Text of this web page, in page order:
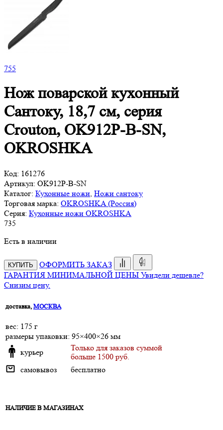
755
Нож поварской кухонный
Сантоку, 18,7 см, серия
Crouton, OK912P-B-SN,
OKROSHKA
Код: 161276
Артикул: OK912P-B-SN
Каталог: Кухонные ножи Ножи сантоку
Торговая марка: OKROSHKA (Россия)
Серия: Кухонные ножи OKROSHKA
735
Есть в наличии
КУПИТЬ
ОФОРМИТЬ ЗАКАЗ
ГАРАНТИЯ МИНИМАЛЬНОЙ ЦЕНЫ Увидели дешевле?
Снизим цену.
доставка, МОСКВА
веc: 175 г
размеры упаковки: 95×400×26 мм
курьер
Только для заказов суммой
больше 1500 руб.
самовывоз
бесплатно
НАЛИЧИЕ В МАГАЗИНАХ